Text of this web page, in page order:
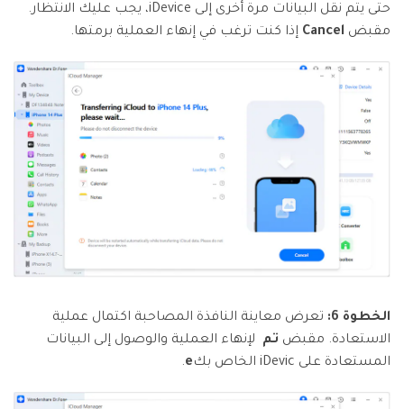
حتى يتم نقل البيانات مرة أخرى إلى iDevice، يجب عليك الانتظار.
مقبض Cancel إذا كنت ترغب في إنهاء العملية برمتها.
الخطوة 6:
تعرض معاينة النافذة المصاحبة اكتمال عملية
الاستعادة. مقبض تم
لإنهاء العملية والوصول إلى البيانات
المستعادة على iDevic الخاص بك
e
.